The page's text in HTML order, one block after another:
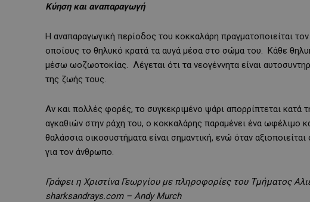
Κύηση και αναπαραγωγή
Η αναπαραγωγική περίοδος του κοκκαλάρη πραγματοποιείται
οποίους το θηλυκό κρατά τα αυγά μέσα στο σώμα του. Κάθε
μέσω ωοζωοτοκίας. Λέγεται ότι τα νεογέννητα είναι
της ζωής τους.
Αν και πολλές φορές, το συγκεκριμένο ψάρι απορρίπτεται κατά
αγκαθιών στην ράχη του, ο κοκκαλάρης παραμένει ένα ωφέλιμο
θαλάσσια οικοσυστήματα είναι σημαντική, ενώ όταν
για τον άνθρωπο.
Γράφει η Χριστίνα Γεωργίου με πληροφορίες του Τμήματος
sharksandrays.com – Andy Murch